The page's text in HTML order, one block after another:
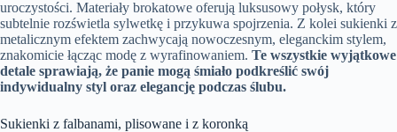
uroczystości. Materiały brokatowe oferują luksusowy połysk, który
subtelnie rozświetla sylwetkę i przykuwa spojrzenia. Z kolei sukienki z
metalicznym efektem zachwycają nowoczesnym, eleganckim stylem,
znakomicie łącząc modę z wyrafinowaniem. Te wszystkie wyjątkowe
detale sprawiają, że panie mogą śmiało podkreślić swój
indywidualny styl oraz elegancję podczas ślubu.
Sukienki z falbanami, plisowane i z koronką